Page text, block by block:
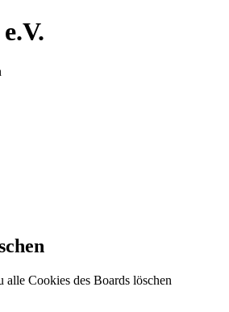
alle Cookies des Boards löschen